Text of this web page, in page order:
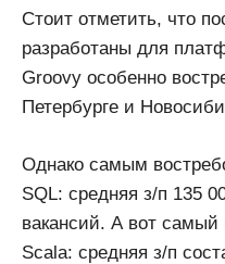
Стоит отметить, что
разработаны для
Groovy особенно
Петербурге и
Однако самым
SQL: средняя з/п 135
вакансий. А вот
Scala: средняя з/п